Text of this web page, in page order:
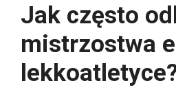
Jak często
mistrzostwa